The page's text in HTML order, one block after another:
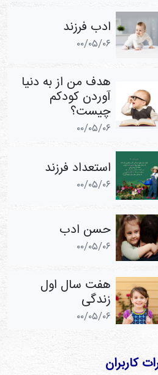
ادب فرزند
۰۰/۰۵/۰۶
هدف من از به ‌دنیا
‌آوردن کودکم
چیست؟
۰۰/۰۵/۰۶
استعداد فرزند
۰۰/۰۵/۰۶
حسن ادب
۰۰/۰۵/۰۶
هفت سال اول
زندگی
۰۰/۰۵/۰۶
کاربران